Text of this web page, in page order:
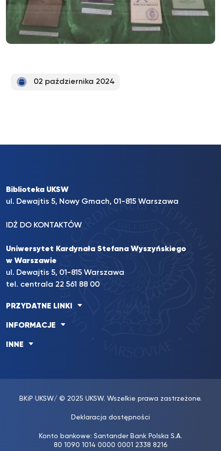
02 października 2024
Biblioteka UKSW
ul. Dewajtis 5, Nowy Gmach, 01-815 Warszawa
IDŹ DO KONTAKTÓW
Uniwersytet Kardynała Stefana Wyszyńskiego
w Warszawie
ul. Dewajtis 5, 01-815 Warszawa
tel. centrala 22 561 88 00
PRZYDATNE LINKI
INFORMACJE
INNE
BKiP UKSW/ © 2025 UKSW. Wszelkie prawa zastrzeżone.
Deklaracja dostępności
Konto bankowe: Santander Bank Polska S.A.
80 1090 1014 0000 0001 2338 8216